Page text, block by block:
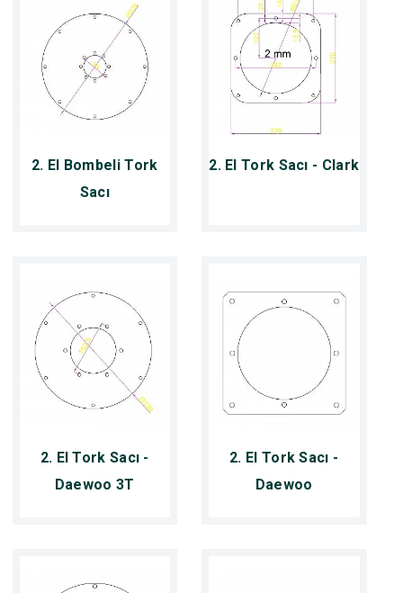
2. El Bombeli Tork
Sacı
2. El Tork Sacı - Clark
2. El Tork Sacı -
Daewoo 3T
2. El Tork Sacı -
Daewoo